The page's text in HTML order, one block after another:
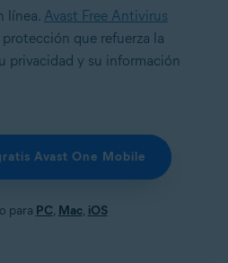
línea. Avast Free Antivirus
que refuerza la
privacidad y su información
Avast One Mobile
para PC, Mac, iOS